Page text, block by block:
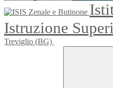
Istruzione
Treviglio (BG)